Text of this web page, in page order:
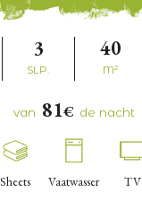
3
SLP.
40
M²
van 81€ de nacht
Sheets Vaatwasser TV